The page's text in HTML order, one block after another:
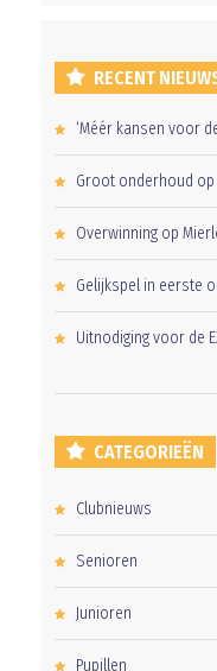
RECENT
‘Méér kansen voor
Groot onderhoud
Overwinning op
Gelijkspel in eerste
Uitnodiging voor de
CATEGORIEËN
Clubnieuws
Senioren
Junioren
Pupillen